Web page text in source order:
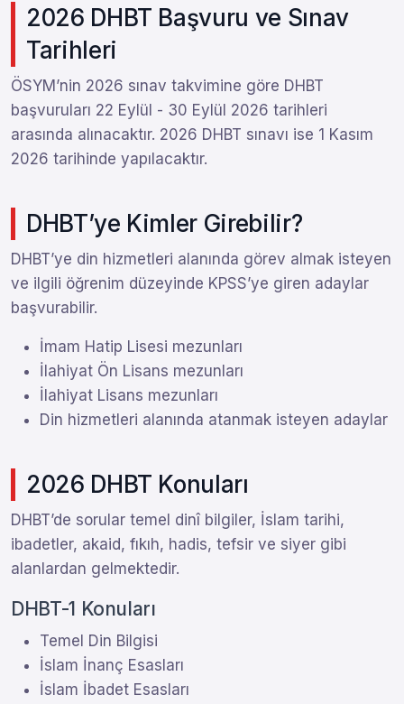
2026 DHBT Başvuru ve Sınav
Tarihleri
ÖSYM’nin 2026 sınav takvimine göre DHBT
başvuruları 22 Eylül - 30 Eylül 2026 tarihleri
arasında alınacaktır. 2026 DHBT sınavı ise 1 Kasım
2026 tarihinde yapılacaktır.
DHBT’ye Kimler Girebilir?
DHBT’ye din hizmetleri alanında görev almak isteyen
ve ilgili öğrenim düzeyinde KPSS’ye giren adaylar
başvurabilir.
İmam Hatip Lisesi mezunları
İlahiyat Ön Lisans mezunları
İlahiyat Lisans mezunları
Din hizmetleri alanında atanmak isteyen adaylar
2026 DHBT Konuları
DHBT’de sorular temel dinî bilgiler, İslam tarihi,
ibadetler, akaid, fıkıh, hadis, tefsir ve siyer gibi
alanlardan gelmektedir.
DHBT-1 Konuları
Temel Din Bilgisi
İslam İnanç Esasları
İslam İbadet Esasları